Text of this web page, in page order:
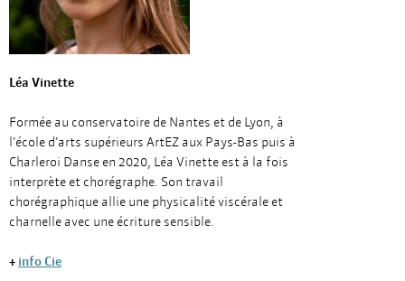
Léa Vinette
Formée au conservatoire de Nantes et de Lyon, à
l’école d’arts supérieurs ArtEZ aux Pays-Bas puis à
Charleroi Danse en 2020, Léa Vinette est à la fois
interprète et chorégraphe. Son travail
chorégraphique allie une physicalité viscérale et
charnelle avec une écriture sensible.
+ info Cie